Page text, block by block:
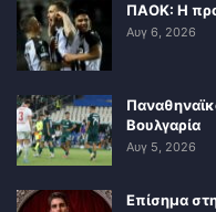
ΠΑΟΚ: Η
Αυγ 6, 2026
Βουλγαρία
Αυγ 5, 2026
Επίσημα